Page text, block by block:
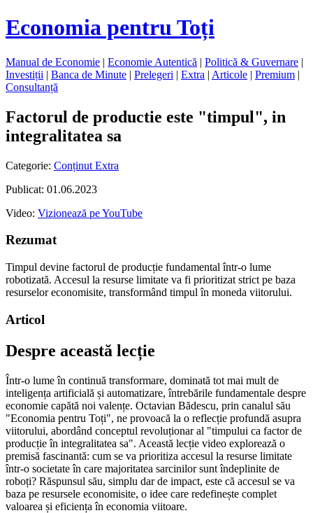
Economia pentru Toți
Manual de Economie | Economie Autentică | Politică & Guvernare |
Investiții | Banca de Minute | Prelegeri | Extra | Articole | Premium |
Consultanță
Factorul de productie este "timpul", in
integralitatea sa
Categorie: Conținut Extra
Publicat: 01.06.2023
Video: Vizionează pe YouTube
Rezumat
Timpul devine factorul de producție fundamental într-o lume
robotizată. Accesul la resurse limitate va fi prioritizat strict pe baza
resurselor economisite, transformând timpul în moneda viitorului.
Articol
Despre această lecție
Într-o lume în continuă transformare, dominată tot mai mult de
inteligența artificială și automatizare, întrebările fundamentale despre
economie capătă noi valențe. Octavian Bădescu, prin canalul său
"Economia pentru Toți", ne provoacă la o reflecție profundă asupra
viitorului, abordând conceptul revoluționar al "timpului ca factor de
producție în integralitatea sa". Această lecție video explorează o
premisă fascinantă: cum se va prioritiza accesul la resurse limitate
într-o societate în care majoritatea sarcinilor sunt îndeplinite de
roboți? Răspunsul său, simplu dar de impact, este că accesul se va
baza pe resursele economisite, o idee care redefinește complet
valoarea și eficiența în economia viitoare.